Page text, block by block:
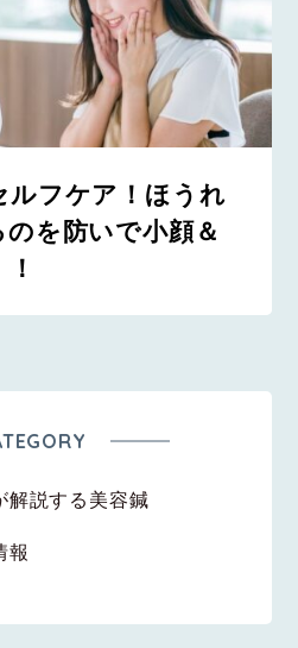
ルフケア！ほうれ
を防いで小顔＆
解説する美容鍼
報